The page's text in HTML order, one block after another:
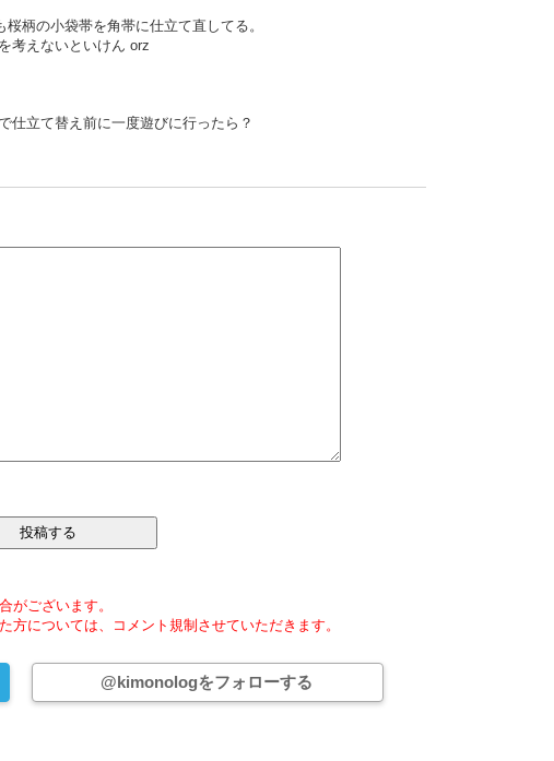
柄の小袋帯を角帯に仕立て直してる。
考えないといけん orz
仕立て替え前に一度遊びに行ったら？
がございます。
については、コメント規制させていただきます。
@kimonologをフォローする